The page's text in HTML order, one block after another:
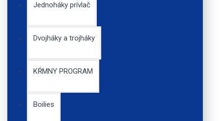
Jednoháky prívlač
Dvojháky a trojháky
KŔMNY PROGRAM
Boilies
Gumená nástraha
0,89€